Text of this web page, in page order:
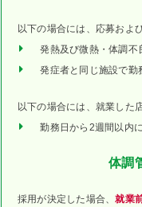
以下の場合には、応募およ
発熱及び微熱・体調不
発症者と同じ施設で勤
以下の場合には、就業した
勤務日から2週間以内
体調
採用が決定した場合、就業